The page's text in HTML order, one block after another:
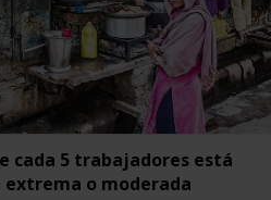
cada 5 trabajadores está
extrema o moderada